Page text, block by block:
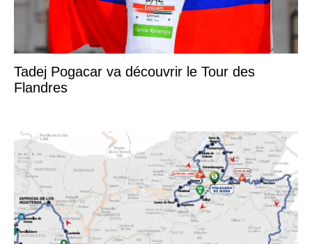
Tadej Pogacar va découvrir le Tour des
Flandres